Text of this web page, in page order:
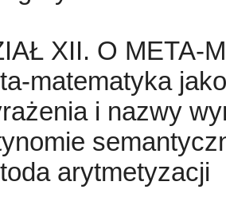
XII. O META-
matematyka
i nazwy
arytmetyzacji